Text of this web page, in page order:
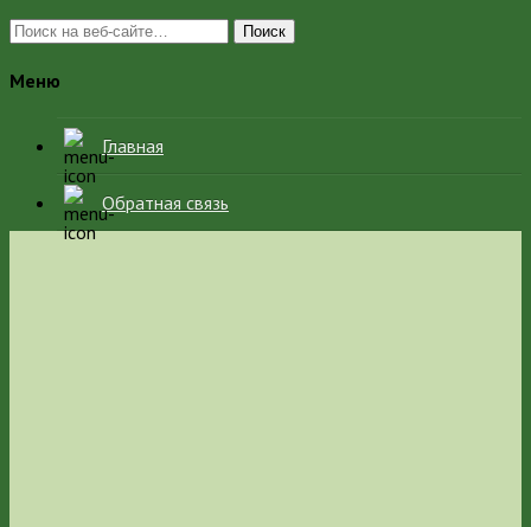
Поиск
Меню
Главная
Обратная связь